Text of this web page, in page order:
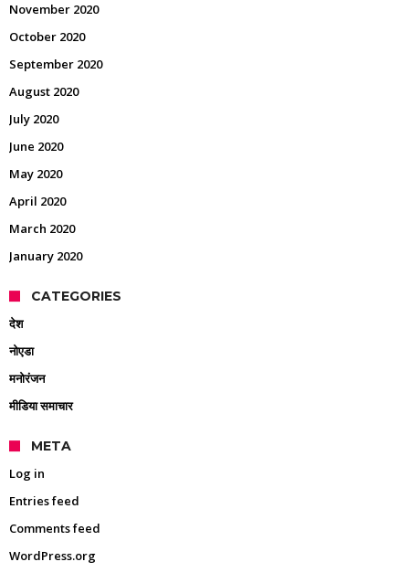
November 2020
October 2020
September 2020
August 2020
July 2020
June 2020
May 2020
April 2020
March 2020
January 2020
CATEGORIES
देश
नोएडा
मनोरंजन
मीडिया समाचार
META
Log in
Entries feed
Comments feed
WordPress.org